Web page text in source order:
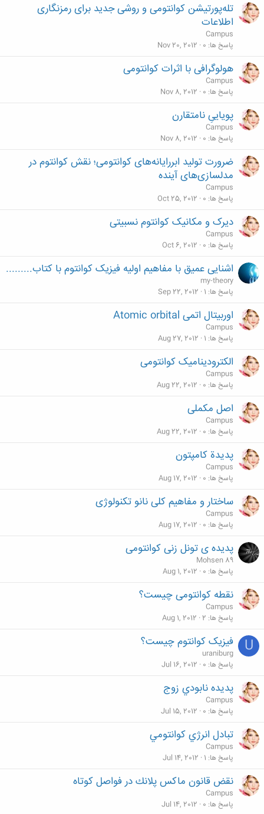
تله‌پورتیشن کوانتومی و روشی جدید برای رمزنگاری
اطلاعات
Campus
پاسخ ها 0
Nov 20, 2012
هولوگرافی با اثرات کوانتومی
Campus
پاسخ ها 0
Nov 8, 2012
پویاییِ نامتقارن
Campus
پاسخ ها 0
Nov 8, 2012
ضرورت تولید ابررایانه‌های کوانتومی؛ نقش کوانتوم در
مدلسازی‌های آینده
Campus
پاسخ ها 0
Oct 25, 2012
دیرک و مکانیک کوانتوم نسبیتی
Campus
پاسخ ها 0
Oct 6, 2012
اشنایی عمیق با مفاهیم اولیه فیزیک کوانتوم با کتاب.........
my-theory
پاسخ ها 1
Sep 22, 2012
اوربیتال اتمی Atomic orbital
Campus
پاسخ ها 1
Aug 27, 2012
الکترودینامیک کوانتومی
Campus
پاسخ ها 0
Aug 22, 2012
اصل مکملی
Campus
پاسخ ها 0
Aug 22, 2012
پديدة كامپتون
Campus
پاسخ ها 0
Aug 17, 2012
ساختار و مفاهیم كلی نانو تكنولوژی
Campus
پاسخ ها 0
Aug 17, 2012
پدیده ی تونل زنی کوانتومی
Mohsen 89
پاسخ ها 0
Aug 1, 2012
نقطه کوانتومی چیست؟
Campus
پاسخ ها 2
Aug 1, 2012
U فیزیک کوانتوم چیست؟
uraniburg
پاسخ ها 0
Jul 16, 2012
پديده نابودي زوج
Campus
پاسخ ها 0
Jul 15, 2012
تبادل انرژي كوانتومي
Campus
پاسخ ها 1
Jul 14, 2012
نقض قانون ماكس پلانك در فواصل كوتاه
Campus
پاسخ ها 0
Jul 14, 2012